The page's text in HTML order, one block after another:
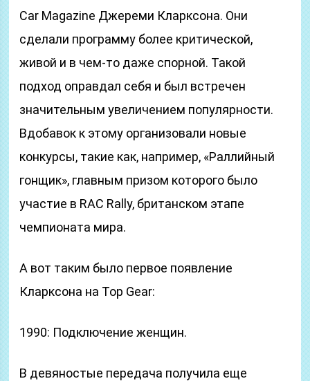
Car Magazine Джереми Кларксона. Они
сделали программу более критической,
живой и в чем-то даже спорной. Такой
подход оправдал себя и был встречен
значительным увеличением популярности.
Вдобавок к этому организовали новые
конкурсы, такие как, например, «Раллийный
гонщик», главным призом которого было
участие в RAC Rally, британском этапе
чемпионата мира.
А вот таким было первое появление
Кларксона на Top Gear:
1990: Подключение женщин.
В девяностые передача получила еще